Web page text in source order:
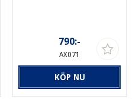
790:-
AX071
KÖP NU